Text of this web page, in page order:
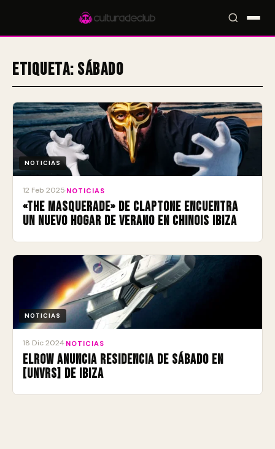
Accesos rápidos:🎪 Eventos🎤 Artistas📍 Locales📰 Radar
Etiqueta: Sábado
NOTICIAS
12 Feb 2025 NOTICIAS
«The Masquerade» de Claptone encuentra
un nuevo hogar de verano en Chinois Ibiza
NOTICIAS
18 Dic 2024 NOTICIAS
elrow anuncia residencia de sábado en
[UNVRS] de Ibiza